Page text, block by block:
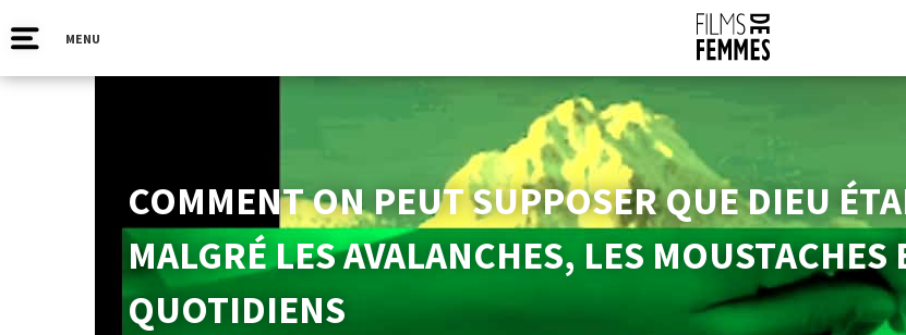
MENU
COMMENT ON PEUT SUPPOSER QUE DIEU
MALGRÉ LES AVALANCHES, LES MOUSTACHES
QUOTIDIENS